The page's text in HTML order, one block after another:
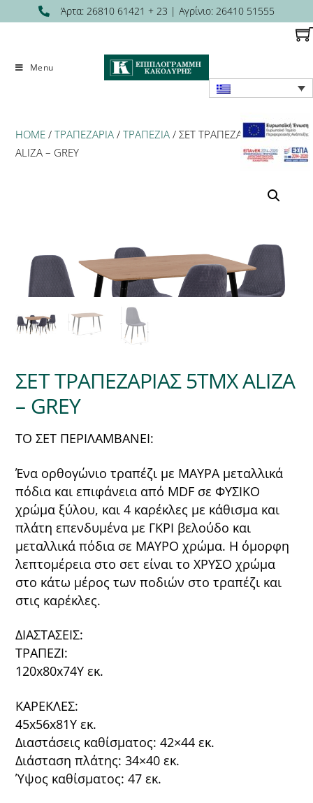
to
Άρτα: 26810 61421 + 23 | Αγρίνιο: 26410 51555
Menu
HOME /ΤΡΑΠΕΖΑΡΊΑ /ΤΡΑΠΈΖΙΑ / ΣΕΤ ΤΡΑΠΕΖΑΡΙΑΣ 5ΤΜΧ
ALIZA – GREY
ΣΕΤ ΤΡΑΠΕΖΑΡΙΑΣ 5ΤΜΧ ALIZA
– GREY
ΤΟ ΣΕΤ ΠΕΡΙΛΑΜΒΑΝΕΙ:
Ένα ορθογώνιο τραπέζι με ΜΑΥΡΑ μεταλλικά
πόδια και επιφάνεια από MDF σε ΦΥΣΙΚΟ
χρώμα ξύλου, και 4 καρέκλες με κάθισμα και
πλάτη επενδυμένα με ΓΚΡΙ βελούδο και
μεταλλικά πόδια σε ΜΑΥΡΟ χρώμα. Η όμορφη
λεπτομέρεια στο σετ είναι το ΧΡΥΣΟ χρώμα
στο κάτω μέρος των ποδιών στο τραπέζι και
στις καρέκλες.
ΔΙΑΣΤΑΣΕΙΣ:
ΤΡΑΠΕΖΙ:
120x80x74Υ εκ.
ΚΑΡΕΚΛΕΣ:
45x56x81Υ εκ.
Διαστάσεις καθίσματος: 42×44 εκ.
Διάσταση πλάτης: 34×40 εκ.
Ύψος καθίσματος: 47 εκ.